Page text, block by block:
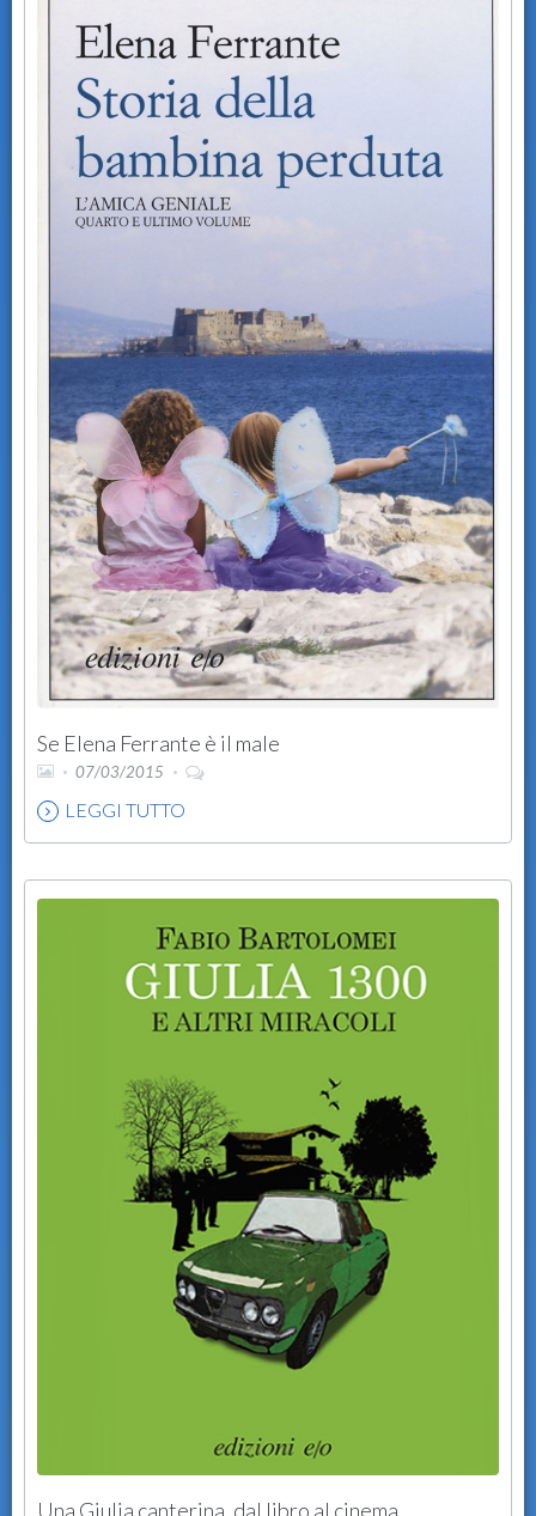
Se Elena Ferrante è il male
07/03/2015
LEGGI TUTTO
Una Giulia canterina, dal libro al cinema